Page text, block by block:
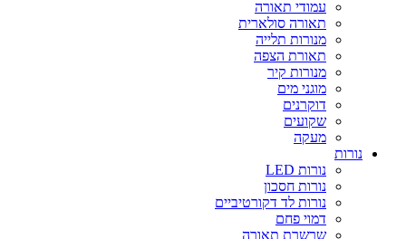
עמודי תאורה
תאורה סולארית
מנורות תלייה
תאורת הצפה
מנורות קיר
מוגני מים
דוקרנים
שקועים
מעקה
נורות
נורות LED
נורות חסכון
נורות לד דקורטיביים
דמוי פחם
שרשרת תאורה